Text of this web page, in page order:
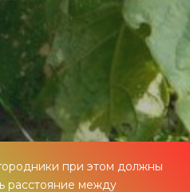
при этом должны
расстояние между